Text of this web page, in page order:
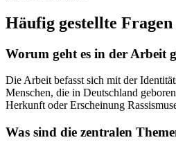
Häufig gestellte Fragen
Worum geht es in der Arbeit
Die Arbeit befasst sich mit der
Menschen, die in Deutschland
Herkunft oder Erscheinung
Was sind die zentralen